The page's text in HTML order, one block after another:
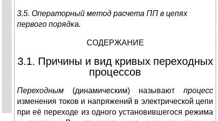
3.5. Операторный метод расчета ПП в цепях
первого порядка.
СОДЕРЖАНИЕ
3.1. Причины и вид кривых переходных
процессов
Переходным (динамическим) называют процесс
изменения токов и напряжений в электрической цепи
при её переходе из одного установившегося режима